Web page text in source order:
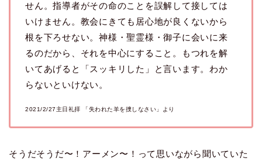
せん。指導者がその命のことを誤解して接しては
いけません。教会にきても居心地が良くないから
根を下ろせない。神様・聖霊様・御子に会いに来
るのだから、それを中心にすること。もつれを解
いてあげると「スッキリした」と言います。わか
らないといけない。
2021/2/27主日礼拝 「失われた羊を捜しなさい」より
そうだそうだ〜！アーメン〜！って思いながら聞いていた